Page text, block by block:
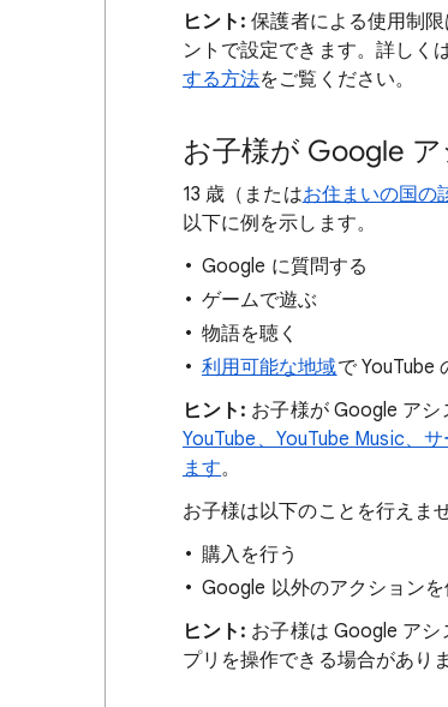
ヒント: 保護者による使用制
ントで設定できます。詳しく
する方法をご覧ください。
お子様が Google
13 歳（またはお住まいの国の
以下に例を示します。
Google に質問する
ゲームで遊ぶ
物語を聴く
利用可能な地域で YouTube
ヒント: お子様が Google アシ
YouTube、YouTube Music、
ます。
お子様は以下のことを行えませ
購入を行う
Google 以外のアクション
ヒント: お子様は Google ア
プリを操作できる場合がありま